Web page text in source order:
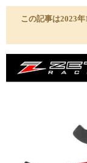
この記事は2023